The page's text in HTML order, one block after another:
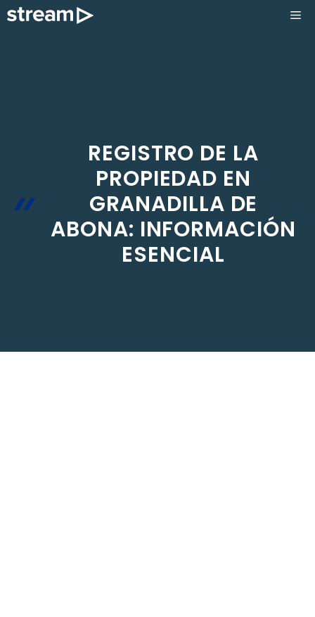
Saltar
REGISTRO DE LA
PROPIEDAD EN
GRANADILLA DE
ABONA: INFORMACIÓN
ESENCIAL